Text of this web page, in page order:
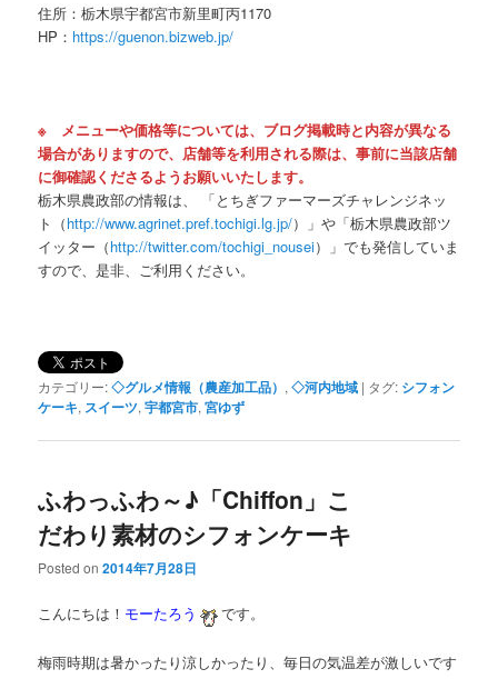
住所：栃木県宇都宮市新里町丙1170
HP： https://guenon.bizweb.jp/
※ メニューや価格等については、ブログ掲載時と内容が異なる
場合がありますので、店舗等を利用される際は、事前に当該店舗
に御確認くださるようお願いいたします。
栃木県農政部の情報は、 「とちぎファーマーズチャレンジネッ
ト（http://www.agrinet.pref.tochigi.lg.jp/）」や「栃木県農政部ツ
イッター（http://twitter.com/tochigi_nousei）」でも発信していま
すので、是非、ご利用ください。
カテゴリー:◇グルメ情報（農産加工品） ,◇河内地域 | タグ: シフォン
ケーキ, スイーツ,宇都宮市,宮ゆず
ふわっふわ～♪「Chiffon」こ
だわり素材のシフォンケーキ
Posted on2014年7月28日
こんにちは！ モーたろう です。
梅雨時期は暑かったり涼しかったり、毎日の気温差が激しいです